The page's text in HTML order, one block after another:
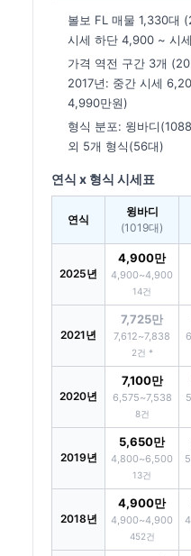
볼보 FL 매물 1,330대
시세 하단 4,900 ~ 시
가격 역전 구간 3개
2017년: 중간 시세
4,990만원)
형식 분포: 윙바디
외 5개 형식(56대)
연식 x 형식 시세표
연식
윙바디
(1019대)
2025년
4,900만
4,900~4,900
14건
2021년
7,725만
7,612~7,838
2건 *
2020년
7,100만
6,575~7,538
8건
2019년
5,650만
4,800~6,500
13건
2018년
4,900만
4,900~4,900
452건